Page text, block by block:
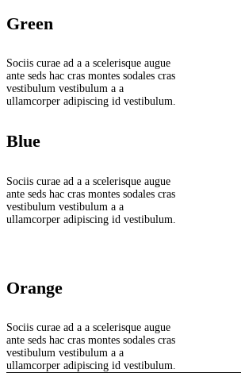
Green
Sociis curae ad a a scelerisque augue
ante seds hac cras montes sodales cras
vestibulum vestibulum a a
ullamcorper adipiscing id vestibulum.
Blue
Sociis curae ad a a scelerisque augue
ante seds hac cras montes sodales cras
vestibulum vestibulum a a
ullamcorper adipiscing id vestibulum.
Orange
Sociis curae ad a a scelerisque augue
ante seds hac cras montes sodales cras
vestibulum vestibulum a a
ullamcorper adipiscing id vestibulum.